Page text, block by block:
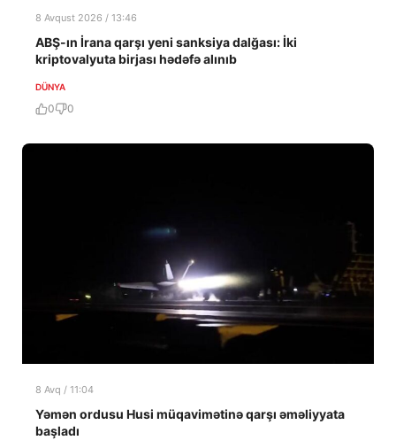
8 Avqust 2026 / 13:46
ABŞ-ın İrana qarşı yeni sanksiya dalğası: İki
kriptovalyuta birjası hədəfə alınıb
DÜNYA
0 0
8 Avq / 11:04
Yəmən ordusu Husi müqavimətinə qarşı əməliyyata
başladı